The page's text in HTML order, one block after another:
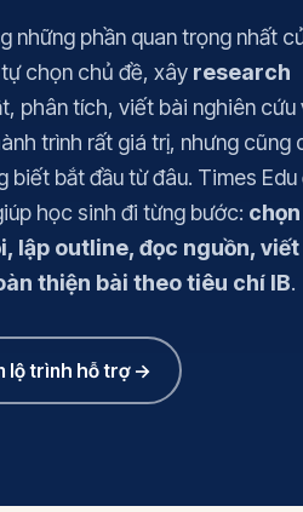
+ 5 môn khác
Xem tất cả 12 môn
những phần quan trọng nhất
chọn chủ đề, xây research
phân tích, viết bài nghiên cứu
trình rất giá trị, nhưng cũng
biết bắt đầu từ đâu. Times Edu
học sinh đi từng bước:
lập outline, đọc nguồn, viết
thiện bài theo tiêu chí IB.
lộ trình hỗ trợ →